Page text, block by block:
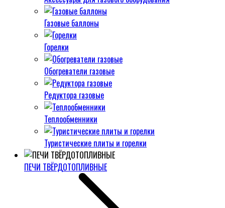
Газовые баллоны
Горелки
Обогреватели газовые
Редуктора газовые
Теплообменники
Туристические плиты и горелки
ПЕЧИ ТВЁРДОТОПЛИВНЫЕ